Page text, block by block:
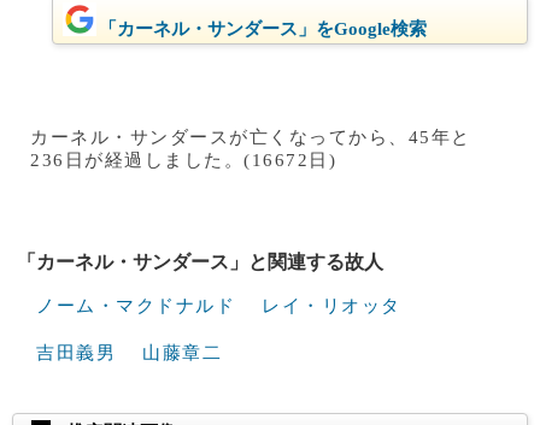
「カーネル・サンダース」をGoogle検索
カーネル・サンダースが亡くなってから、45年と
236日が経過しました。(16672日)
「カーネル・サンダース」と関連する故人
ノーム・マクドナルド レイ・リオッタ
吉田義男 山藤章二